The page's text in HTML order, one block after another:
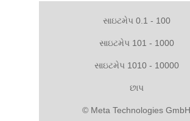
સાઇટમેપ 0.1 - 100
સાઇટમેપ 101 - 1000
સાઇટમેપ 1010 - 10000
છાપ
© Meta Technologies GmbH